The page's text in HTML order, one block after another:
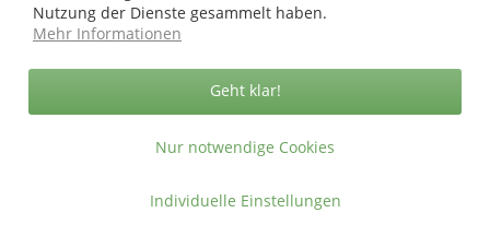
Sicher zahlen in unserem Onlineshop
Nutzung der Dienste gesammelt haben.
Mehr Informationen
Nur notwendige Cookies
Geht klar!
Individuelle Einstellungen